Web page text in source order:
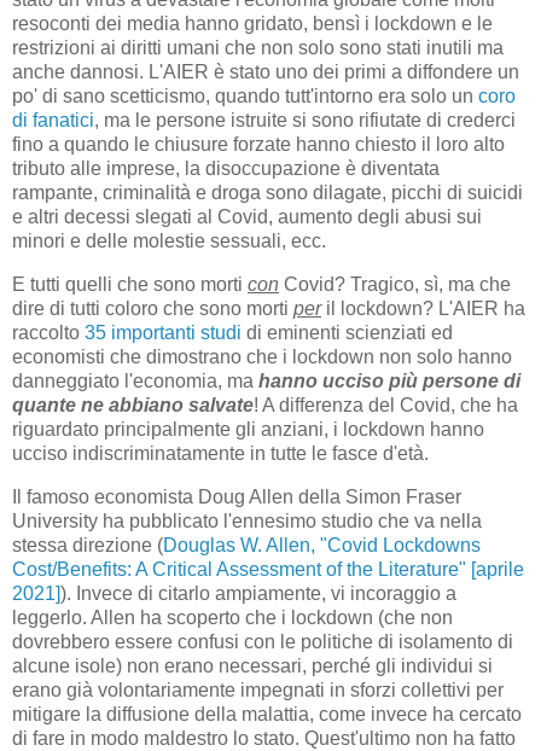
resoconti dei media hanno gridato, bensì i lockdown e le
restrizioni ai diritti umani che non solo sono stati inutili ma
anche dannosi. L'AIER è stato uno dei primi a diffondere un
po' di sano scetticismo, quando tutt'intorno era solo un coro
di fanatici, ma le persone istruite si sono rifiutate di crederci
fino a quando le chiusure forzate hanno chiesto il loro alto
tributo alle imprese, la disoccupazione è diventata
rampante, criminalità e droga sono dilagate, picchi di suicidi
e altri decessi slegati al Covid, aumento degli abusi sui
minori e delle molestie sessuali, ecc.
E tutti quelli che sono morti con Covid? Tragico, sì, ma che
dire di tutti coloro che sono morti peril lockdown? L'AIER ha
raccolto 35 importanti studi di eminenti scienziati ed
economisti che dimostrano che i lockdown non solo hanno
danneggiato l'economia, ma hanno ucciso più persone di
quante ne abbiano salvate! A differenza del Covid, che ha
riguardato principalmente gli anziani, i lockdown hanno
ucciso indiscriminatamente in tutte le fasce d'età.
Il famoso economista Doug Allen della Simon Fraser
University ha pubblicato l'ennesimo studio che va nella
stessa direzione (Douglas W. Allen, "Covid Lockdowns
Cost/Benefits: A Critical Assessment of the Literature" [aprile
2021]). Invece di citarlo ampiamente, vi incoraggio a
leggerlo. Allen ha scoperto che i lockdown (che non
dovrebbero essere confusi con le politiche di isolamento di
alcune isole) non erano necessari, perché gli individui si
erano già volontariamente impegnati in sforzi collettivi per
mitigare la diffusione della malattia, come invece ha cercato
di fare in modo maldestro lo stato. Quest'ultimo non ha fatto